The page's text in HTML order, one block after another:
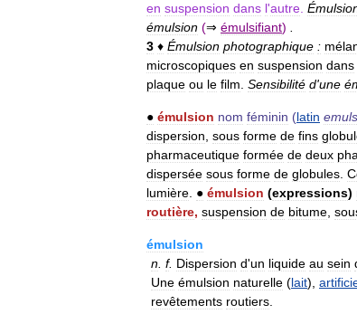
en suspension dans l'autre
émulsion (⇒ émulsifiant)
3 ♦ Émulsion photographique :
microscopiques en suspension dans
plaque ou le film Sensibilité d'une
● émulsion nom féminin (latin
dispersion sous forme de fins
pharmaceutique formée de deux
dispersée sous forme de globules
lumière ● émulsion (expressions)
routière, suspension de bitume
émulsion
n f. Dispersion d'un liquide au sein
Une émulsion naturelle (lait),
revêtements routiers